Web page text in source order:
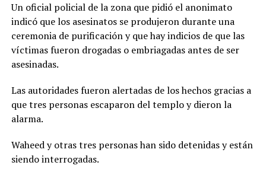
Un oficial policial de la zona que pidió el anonimato
indicó que los asesinatos se produjeron durante una
ceremonia de purificación y que hay indicios de que las
víctimas fueron drogadas o embriagadas antes de ser
asesinadas.
Las autoridades fueron alertadas de los hechos gracias a
que tres personas escaparon del templo y dieron la
alarma.
Waheed y otras tres personas han sido detenidas y están
siendo interrogadas.